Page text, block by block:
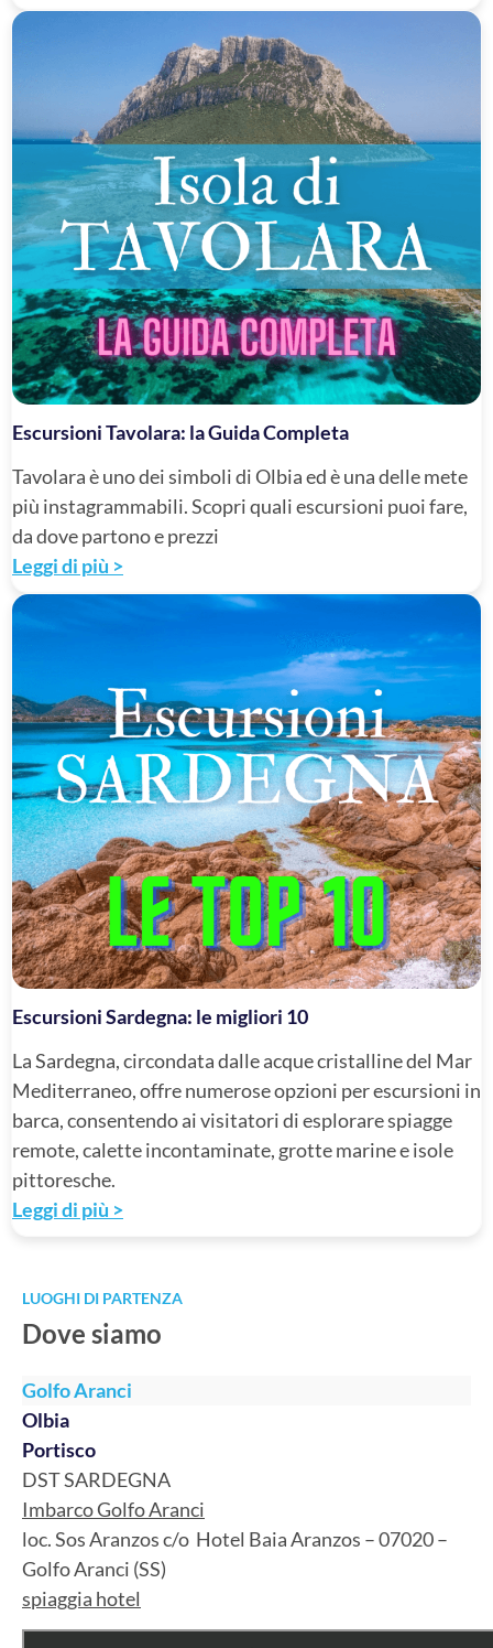
Escursioni Tavolara: la Guida Completa
Tavolara è uno dei simboli di Olbia ed è una delle mete
più instagrammabili. Scopri quali escursioni puoi fare,
da dove partono e prezzi
Leggi di più >
Escursioni Sardegna: le migliori 10
La Sardegna, circondata dalle acque cristalline del Mar
Mediterraneo, offre numerose opzioni per escursioni in
barca, consentendo ai visitatori di esplorare spiagge
remote, calette incontaminate, grotte marine e isole
pittoresche.
Leggi di più >
LUOGHI DI PARTENZA
Dove siamo
Golfo Aranci
Olbia
Portisco
DST SARDEGNA
Imbarco Golfo Aranci
loc. Sos Aranzos c/o Hotel Baia Aranzos – 07020 –
Golfo Aranci (SS)
spiaggia hotel